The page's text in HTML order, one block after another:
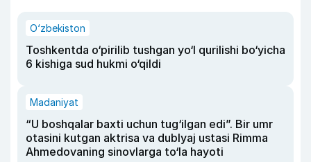
O‘zbekiston
Toshkentda o‘pirilib tushgan yo‘l qurilishi bo‘yicha
6 kishiga sud hukmi o‘qildi
Madaniyat
“U boshqalar baxti uchun tug‘ilgan edi”. Bir umr
otasini kutgan aktrisa va dublyaj ustasi Rimma
Ahmedovaning sinovlarga to‘la hayoti